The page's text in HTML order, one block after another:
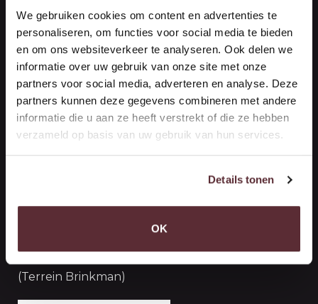
We gebruiken cookies om content en advertenties te
personaliseren, om functies voor social media te bieden
en om ons websiteverkeer te analyseren. Ook delen we
informatie over uw gebruik van onze site met onze
partners voor social media, adverteren en analyse. Deze
partners kunnen deze gegevens combineren met andere
informatie die u aan ze heeft verstrekt of die ze hebben
verzameld op basis van uw gebruik van hun services.
Details tonen
OK
Handelsonderneming Berg
Vestiging Maasdijk (Kantoor)
De Vierde Hoeve 10
2676 CN Maasdijk
NEEM CONTACT OP
Vestiging ‘s-Gravenzande (Opslag)
(Terrein Brinkman)